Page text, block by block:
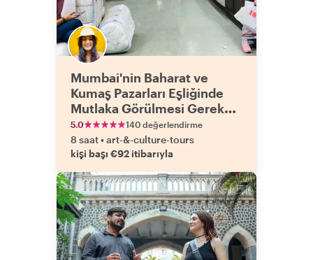
Mumbai'nin Baharat ve
Kumaş Pazarları Eşliğinde
Mutlaka Görülmesi Gereken
Yerleri
5.0 140 değerlendirme
8 saat•art-&-culture-tours
kişi başı €92 itibarıyla